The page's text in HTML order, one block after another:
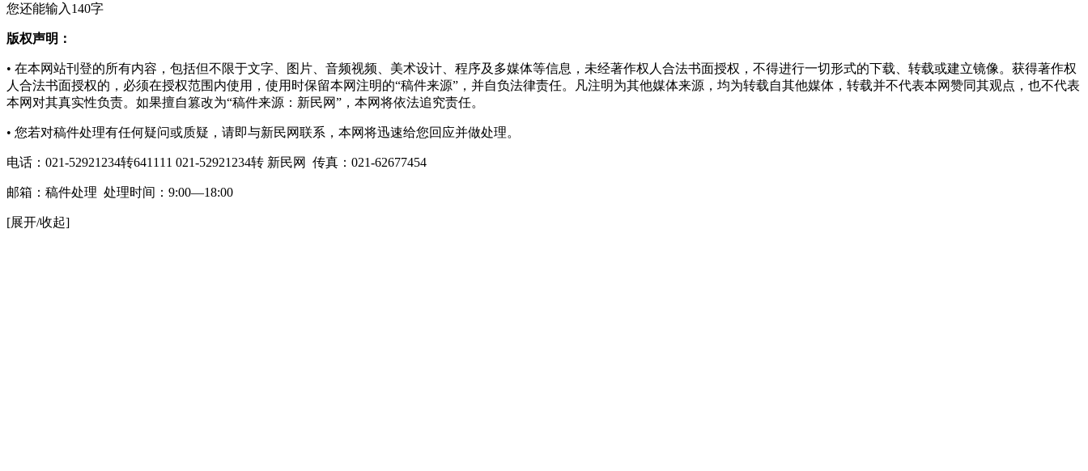
您还能输入 140字
版权声明：
• 在本网站刊登的所有内容，包括但不限于文字、图片、音频视频、美术设计、程序及多媒体等信息，未经著作权人合法书面授权，不得进行一切形式的下载、转载或建立镜像。获得著作权
人合法书面授权的 ，必须在授权范围内使用，使用时保留本网注明的“稿件来源”，并自负法律责任。凡注明为其他媒体来源，均为转载自其他媒体，转载并不代表本网赞同其观点，也不代表
本网对其真实性负责。如果擅自篡改为“稿件来源：新民网”，本网将依法追究责任。
• 您若对稿件处理有任何疑问或质疑，请即与新民网联系，本网将迅速给您回应并做处理。
电话：021-52921234转641111 021-52921234转 新民网 传真：021-62677454
邮箱： 稿件处理 处理时间：9:00—18:00
[展开/收起]